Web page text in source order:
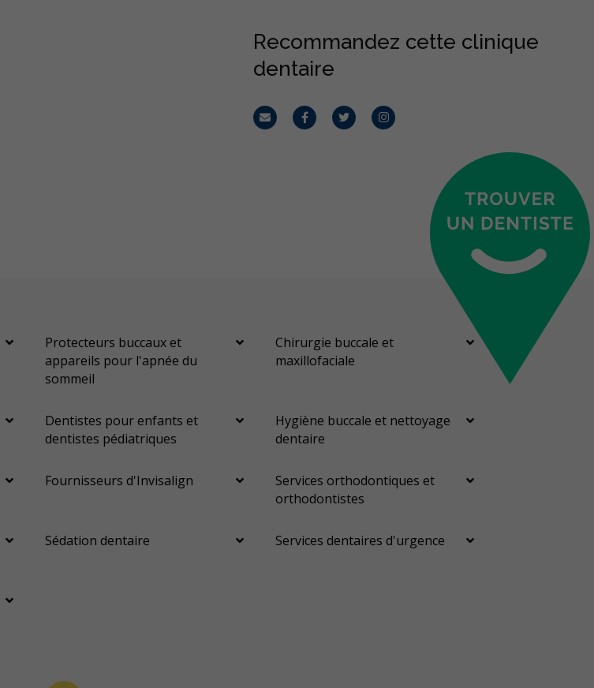
Recommandez cette clinique
dentaire
CourrielFacebookTwitterInstagram
Protecteurs buccaux et
appareils pour l'apnée du
sommeil
Chirurgie buccale et
maxillofaciale
Dentistes pour enfants et
dentistes pédiatriques
Hygiène buccale et nettoyage
dentaire
Fournisseurs d'Invisalign
Services orthodontiques et
orthodontistes
Sédation dentaire Services dentaires d'urgence